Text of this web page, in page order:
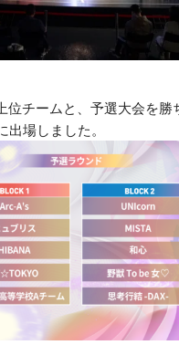
位チームと、予選大会を勝
場しました。